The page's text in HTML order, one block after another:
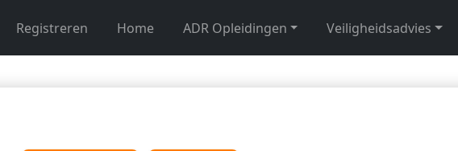
Registreren Home ADR Opleidingen Veiligheidsadvies